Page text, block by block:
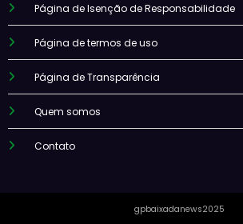
Página de Isenção de Responsabilidade
Página de termos de uso
Página de Transparência
Quem somos
Contato
gpbaixadanews2025